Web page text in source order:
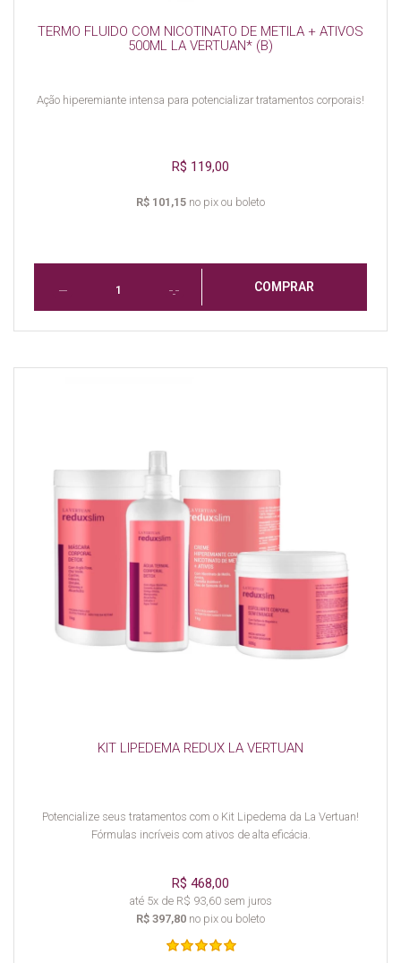
TERMO FLUIDO COM NICOTINATO DE METILA + ATIVOS
500ML LA VERTUAN* (B)
Ação hiperemiante intensa para potencializar tratamentos corporais!
R$ 119,00
R$ 101,15 no pix ou boleto
COMPRAR
KIT LIPEDEMA REDUX LA VERTUAN
Potencialize seus tratamentos com o Kit Lipedema da La Vertuan!
Fórmulas incríveis com ativos de alta eficácia.
R$ 468,00
até 5x de R$ 93,60 sem juros
R$ 397,80 no pix ou boleto